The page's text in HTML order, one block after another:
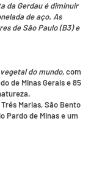
da Gerdau é diminuir
de aço. As
de São Paulo (B3) e
do mundo,com
de Minas Gerais e85
Três Marias, São Bento
Pardo de Minas e um